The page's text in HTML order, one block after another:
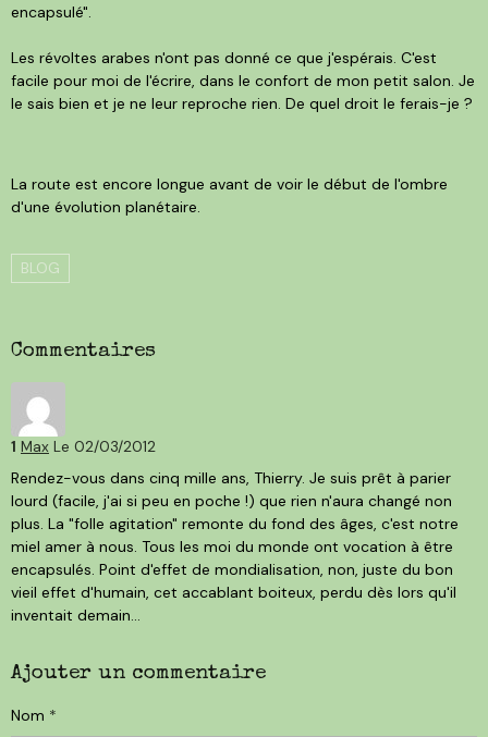
encapsulé".
Les révoltes arabes n'ont pas donné ce que j'espérais. C'est
facile pour moi de l'écrire, dans le confort de mon petit salon. Je
le sais bien et je ne leur reproche rien. De quel droit le ferais-je ?
La route est encore longue avant de voir le début de l'ombre
d'une évolution planétaire.
BLOG
Commentaires
1 Max Le 02/03/2012
Rendez-vous dans cinq mille ans, Thierry. Je suis prêt à parier
lourd (facile, j'ai si peu en poche !) que rien n'aura changé non
plus. La "folle agitation" remonte du fond des âges, c'est notre
miel amer à nous. Tous les moi du monde ont vocation à être
encapsulés. Point d'effet de mondialisation, non, juste du bon
vieil effet d'humain, cet accablant boiteux, perdu dès lors qu'il
inventait demain...
Ajouter un commentaire
Nom